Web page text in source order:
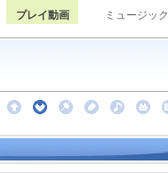
プレイ動画 ミュージック